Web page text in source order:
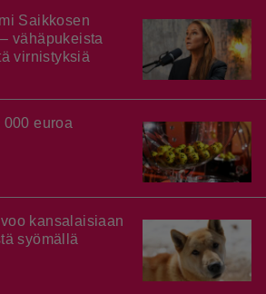
Saikkosen
vähäpukeista
virnistyksiä
000 euroa
kansalaisiaan
syömällä